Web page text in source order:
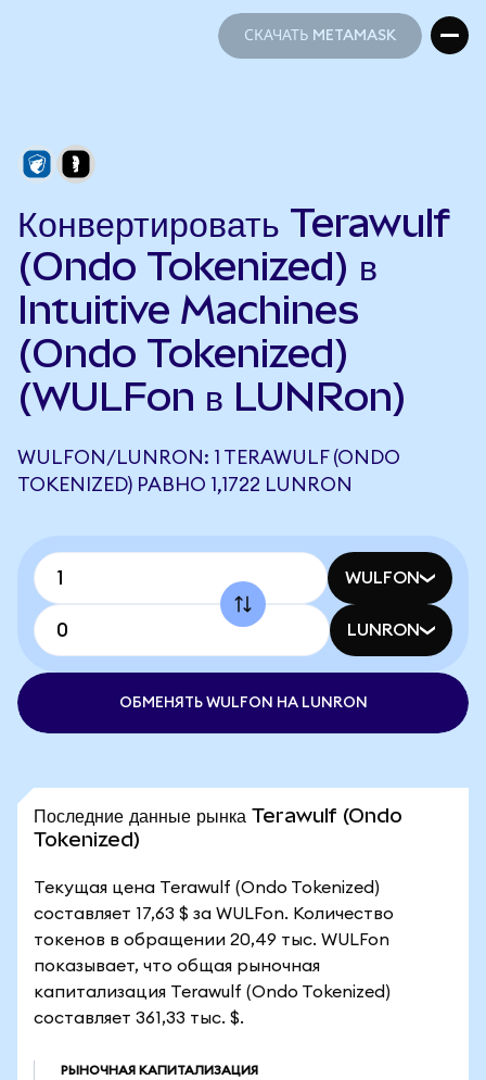
СКАЧАТЬ METAMASK
Конвертировать Terawulf
(Ondo Tokenized) в
Intuitive Machines
(Ondo Tokenized)
(WULFon в LUNRon)
WULFON/LUNRON: 1 TERAWULF (ONDO
TOKENIZED) РАВНО 1,1722 LUNRON
WULFON
LUNRON
ОБМЕНЯТЬ WULFON НА LUNRON
Последние данные рынка Terawulf (Ondo
Tokenized)
Текущая цена Terawulf (Ondo Tokenized)
составляет 17,63 $ за WULFon. Количество
токенов в обращении 20,49 тыс. WULFon
показывает, что общая рыночная
капитализация Terawulf (Ondo Tokenized)
составляет 361,33 тыс. $.
РЫНОЧНАЯ КАПИТАЛИЗАЦИЯ